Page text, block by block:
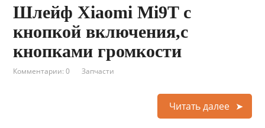
Шлейф Xiaomi Mi9T с
кнопкой включения,с
кнопками громкости
Комментарии: 0 Запчасти
Читать далее